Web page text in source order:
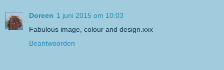
Doreen 1 juni 2015 om 10:03
Fabulous image, colour and design.xxx
Beantwoorden